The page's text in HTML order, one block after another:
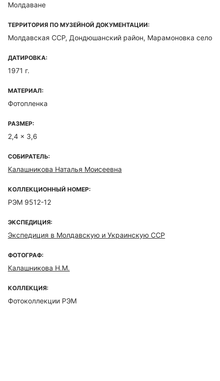
Молдаване
ТЕРРИТОРИЯ ПО МУЗЕЙНОЙ ДОКУМЕНТАЦИИ:
Молдавская ССР, Дондюшанский район, Марамоновка село
ДАТИРОВКА:
1971 г.
МАТЕРИАЛ:
Фотопленка
РАЗМЕР:
2,4 x 3,6
СОБИРАТЕЛЬ:
Калашникова Наталья Моисеевна
КОЛЛЕКЦИОННЫЙ НОМЕР:
РЭМ 9512-12
ЭКСПЕДИЦИЯ:
Экспедиция в Молдавскую и Украинскую ССР
ФОТОГРАФ:
Калашникова Н.М.
КОЛЛЕКЦИЯ:
Фотоколлекции РЭМ